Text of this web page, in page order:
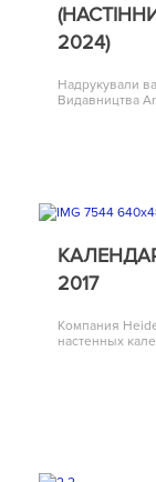
2024)
Надрукували
Видавництва
2017
Компания
настенных